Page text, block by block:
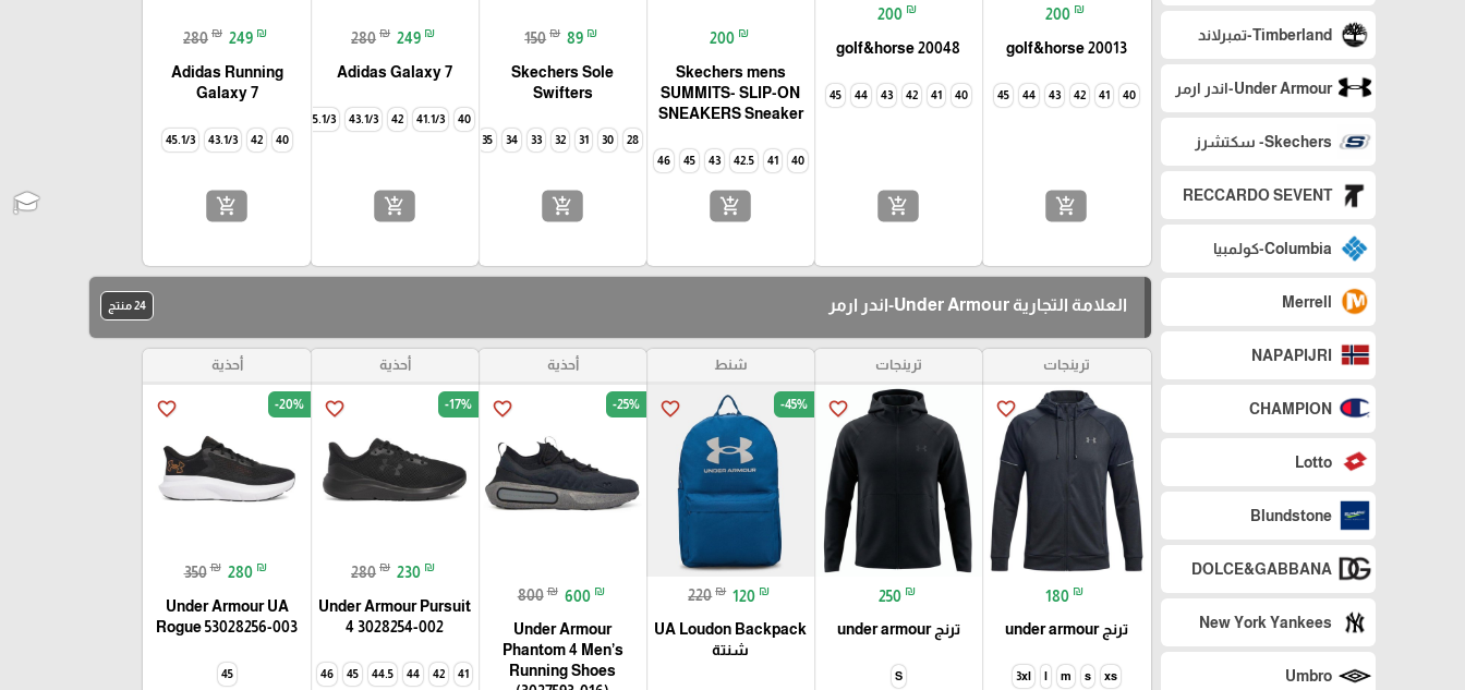
Timberland-تمبرلاند
Under Armour-اندر ارمر
Skechers- سكتشرز
RECCARDO SEVENT
Columbia-كولمبيا
Merrell
NAPAPIJRI
CHAMPION
Lotto
Blundstone
DOLCE&GABBANA
New York Yankees
Umbro
200 ₪
golf&horse 20013
40
41
42
43
44
45
add_shopping_cart
200 ₪
golf&horse 20048
40
41
42
43
44
45
add_shopping_cart
200 ₪
Skechers mens
SUMMITS- SLIP-ON
SNEAKERS Sneaker
40
41
42.5
43
45
46
add_shopping_cart
150 ₪ 89 ₪
Skechers Sole
Swifters
28
30
31
32
33
34
35
add_shopping_cart
280 ₪ 249 ₪
Adidas Galaxy 7
40
41.1/3
42
43.1/3
45.1/3
add_shopping_cart
280 ₪ 249 ₪
Adidas Running
Galaxy 7
40
42
43.1/3
45.1/3
add_shopping_cart
العلامة التجارية Under Armour-اندر ارمر 24 منتج
ترينجات
favorite_border
180 ₪
ترنج under armour
xs
s
m
3xl
ترينجات
favorite_border
250 ₪
ترنج under armour
S
شنط
favorite_border -45%
220 ₪ 120 ₪
UA Loudon Backpack
شنتة
أحذية
favorite_border -25%
800 ₪ 600 ₪
Under Armour
Phantom 4 Men’s
Running Shoes
أحذية
favorite_border -17%
280 ₪ 230 ₪
Under Armour Pursuit
4 3028254-002
41
42
44
44.5
45
46
أحذية
favorite_border -20%
350 ₪ 280 ₪
Under Armour UA
Rogue 53028256-003
45